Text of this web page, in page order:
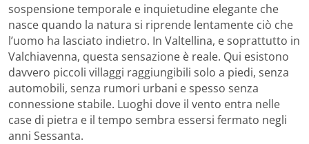
sospensione temporale e inquietudine elegante che
nasce quando la natura si riprende lentamente ciò che
l’uomo ha lasciato indietro. In Valtellina, e soprattutto in
Valchiavenna, questa sensazione è reale. Qui esistono
davvero piccoli villaggi raggiungibili solo a piedi, senza
automobili, senza rumori urbani e spesso senza
connessione stabile. Luoghi dove il vento entra nelle
case di pietra e il tempo sembra essersi fermato negli
anni Sessanta.